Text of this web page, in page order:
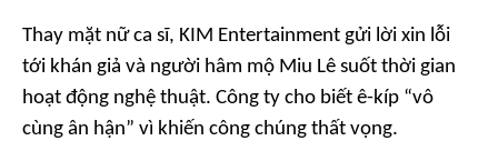
Thay mặt nữ ca sĩ, KIM Entertainment gửi lời xin lỗi
tới khán giả và người hâm mộ Miu Lê suốt thời gian
hoạt động nghệ thuật. Công ty cho biết ê-kíp “vô
cùng ân hận” vì khiến công chúng thất vọng.